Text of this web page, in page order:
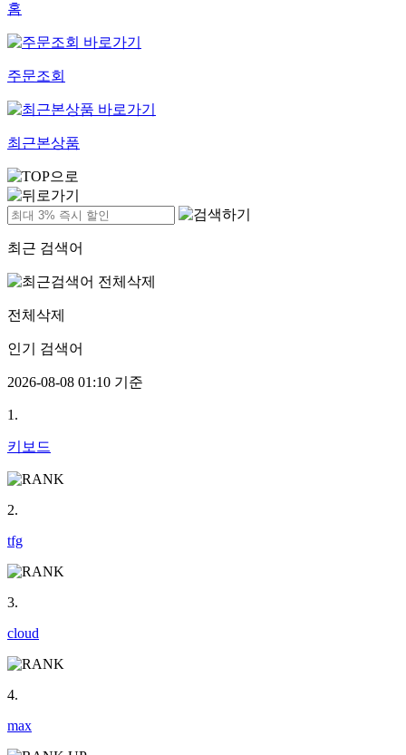
홈
주문조회
최근본상품
최근 검색어
전체삭제
인기 검색어
2026-08-08 01:10 기준
1.
키보드
2.
tfg
3.
cloud
4.
max